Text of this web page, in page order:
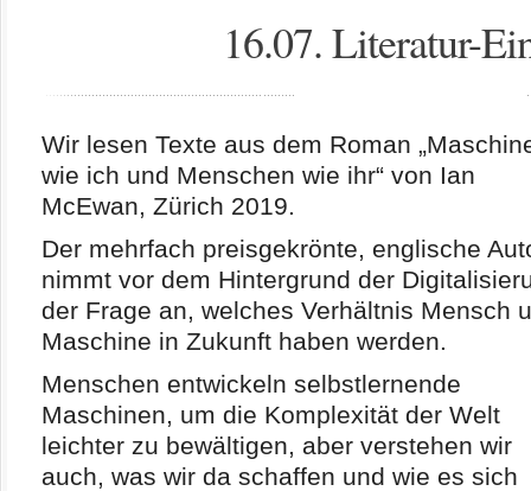
16.07. Literatur-
Wir lesen Texte aus dem Roman
wie ich und Menschen wie ihr“ von Ian
McEwan, Zürich 2019.
Der mehrfach preisgekrönte, englische
nimmt vor dem Hintergrund der
der Frage an, welches Verhältnis Mensch
Maschine in Zukunft haben werden.
Menschen entwickeln selbstlernende
Maschinen, um die Komplexität der Welt
leichter zu bewältigen, aber verstehen wir
auch, was wir da schaffen und wie es sich